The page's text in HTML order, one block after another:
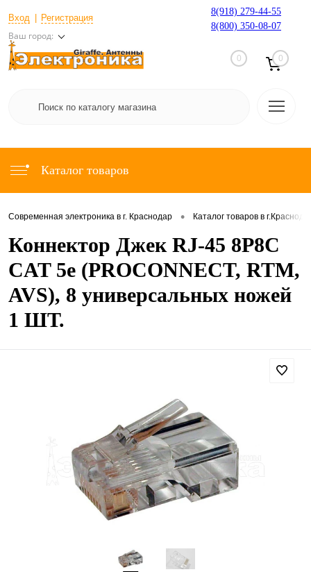
Вход Регистрация
Ваш город:
8(918) 279-44-55
8(800) 350-08-07
0 0
Каталог товаров
Современная электроника в г. Краснодар • Каталог товаров в
Коннектор Джек RJ-45 8P8C
CAT 5e (PROCONNECT, RTM,
AVS), 8 универсальных ножей
1 ШТ.